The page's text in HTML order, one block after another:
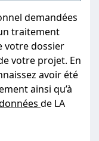
demandées
traitement
votre dossier
votre projet. En
avoir été
ainsi qu’à
de LA